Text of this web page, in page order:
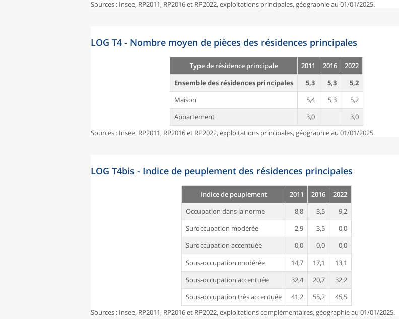
Sources : Insee, RP2011, RP2016 et RP2022, exploitations principales, géographie au 01/01/2025.
LOG T4 - Nombre moyen de pièces des résidences principales
Type de résidence principale 2011 2016
2022
Ensemble des résidences principales
5,3 5,3
5,2
Maison
5,4 5,3
5,2
Appartement
3,0
3,0
Sources : Insee, RP2011, RP2016 et RP2022, exploitations principales, géographie au 01/01/2025.
LOG T4bis - Indice de peuplement des résidences principales
Indice de peuplement 2011 2016
2022
Occupation dans la norme
8,8 3,5
9,2
Suroccupation modérée
2,9 3,5
0,0
Suroccupation accentuée
0,0 0,0
0,0
Sous-occupation modérée
14,7 17,1
13,1
Sous-occupation accentuée
32,4 20,7
32,2
Sous-occupation très accentuée
41,2 55,2
45,5
Sources : Insee, RP2011, RP2016 et RP2022, exploitations complémentaires, géographie au 01/01/2025.